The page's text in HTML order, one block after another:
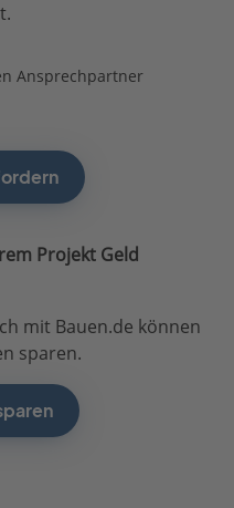
Ansprechpartner
Projekt Geld
mit Bauen.de können
sparen.